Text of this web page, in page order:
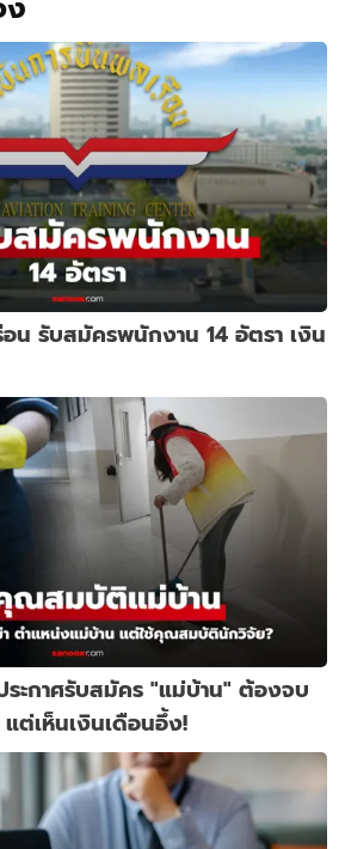
น รับสมัครพนักงาน 14 อัตรา เงิน
ระกาศรับสมัคร "แม่บ้าน" ต้องจบ
แต่เห็นเงินเดือนอึ้ง!